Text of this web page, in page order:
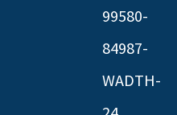
99580-
84987-
WADTH-